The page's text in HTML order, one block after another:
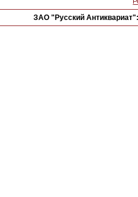
ЗАО "Русский Антиквариат":